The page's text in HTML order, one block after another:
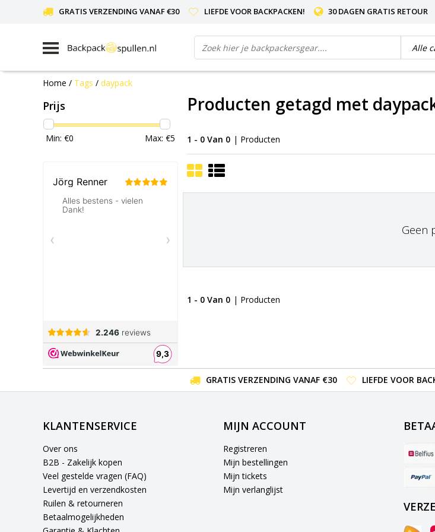
GRATIS VERZENDING VANAF €30 LIEFDE VOOR BACKPACKEN! 30 DAGEN GRATIS RETOUR
Home / Tags / daypack
Prijs
Min: €0 Max: €5
Producten getagd met
1 - 0 Van 0 | Producten
Geen
1 - 0 Van 0 | Producten
GRATIS VERZENDING VANAF €30 LIEFDE VOOR
KLANTENSERVICE
Over ons
B2B - Zakelijk kopen
Veel gestelde vragen (FAQ)
Levertijd en verzendkosten
Ruilen & retourneren
Betaalmogelijkheden
MIJN ACCOUNT
Registreren
Mijn bestellingen
Mijn tickets
Mijn verlanglijst